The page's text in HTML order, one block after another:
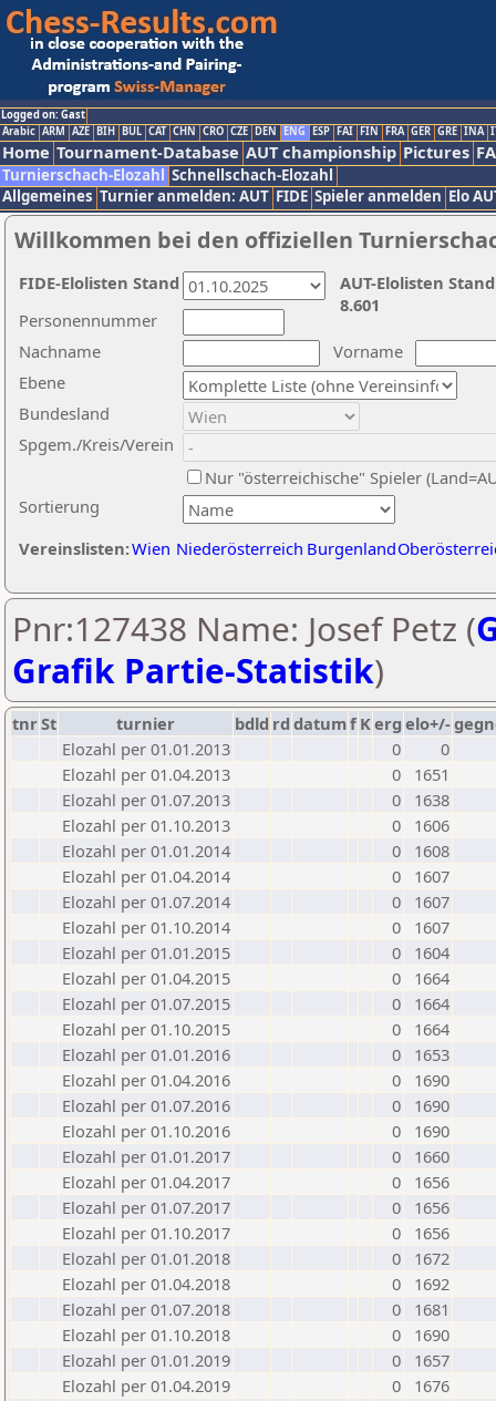
Logged on: Gast
Arabic ARM AZE BIH BUL CAT CHN CRO CZE DEN ENG ESP FAI FIN FRA GER GRE INA
Home Tournament-Database AUT championship Pictures
Turnierschach-Elozahl Schnellschach-Elozahl
Allgemeines Turnier anmelden: AUT FIDE Spieler anmelden Elo
Willkommen bei den offiziellen
Nachname
Vorname
Ebene
Sortierung
Personennummer
Bundesland
Spgem./Kreis/Verein
Nur "österreichische" Spieler
Vereinslisten:Wien Niederösterreich Burgenland
AUT-Elolisten
8.601
FIDE-Elolisten Stand
Pnr:127438 Name: Josef Petz (
Grafik Partie-Statistik)
tnrSt turnier bdld rd datumf Kerg elo+/-
Elozahl per 01.01.2013
0
0
Elozahl per 01.04.2013
0
1651
Elozahl per 01.07.2013
0
1638
Elozahl per 01.10.2013
0
1606
Elozahl per 01.01.2014
0
1608
Elozahl per 01.04.2014
0
1607
Elozahl per 01.07.2014
0
1607
Elozahl per 01.10.2014
0
1607
Elozahl per 01.01.2015
0
1604
Elozahl per 01.04.2015
0
1664
Elozahl per 01.07.2015
0
1664
Elozahl per 01.10.2015
0
1664
Elozahl per 01.01.2016
0
1653
Elozahl per 01.04.2016
0
1690
Elozahl per 01.07.2016
0
1690
Elozahl per 01.10.2016
0
1690
Elozahl per 01.01.2017
0
1660
Elozahl per 01.04.2017
0
1656
Elozahl per 01.07.2017
0
1656
Elozahl per 01.10.2017
0
1656
Elozahl per 01.01.2018
0
1672
Elozahl per 01.04.2018
0
1692
Elozahl per 01.07.2018
0
1681
Elozahl per 01.10.2018
0
1690
Elozahl per 01.01.2019
0
1657
Elozahl per 01.04.2019
0
1676